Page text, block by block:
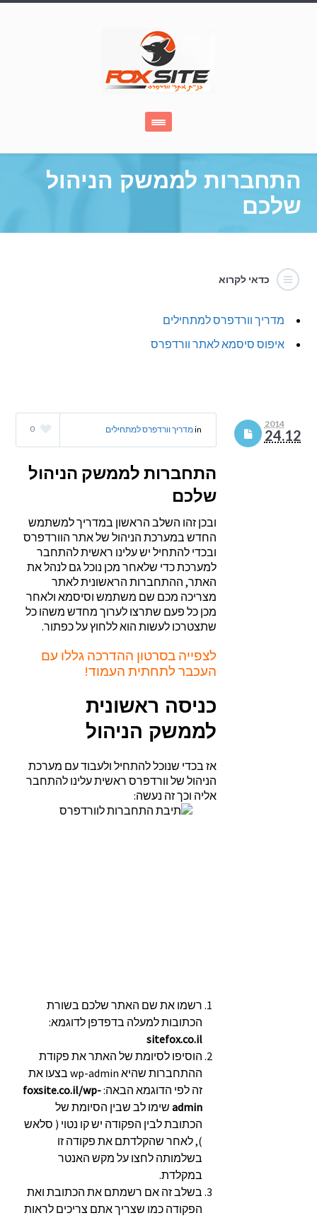
התחברות לממשק הניהול
שלכם
כדאי לקרוא
מדריך וורדפרס למתחילים
איפוס סיסמא לאתר וורדפרס
2014
24.12
inמדריך וורדפרס למתחילים 0
התחברות לממשק הניהול
שלכם
ובכן זהו השלב הראשון במדריך למשתמש
החדש במערכת הניהול של אתר הוורדפרס
ובכדי להתחיל יש עלינו ראשית להתחבר
למערכת כדי שלאחר מכן נוכל גם לנהל את
האתר, ההתחברות הראשונית לאתר
מצריכה מכם שם משתמש וסיסמא ולאחר
מכן כל פעם שתרצו לערוך מחדש משהו כל
שתצטרכו לעשות הוא ללחוץ על כפתור.
לצפייה בסרטון ההדרכה גללו עם
העכבר לתחתית העמוד!
כניסה ראשונית
לממשק הניהול
אז בכדי שנוכל להתחיל ולעבוד עם מערכת
הניהול של וורדפרס ראשית עלינו להתחבר
אליה וכך זה נעשה:
רשמו את שם האתר שלכם בשורת
הכתובות למעלה בדפדפן לדוגמא:
sitefox.co.il
הוסיפו לסיומת של האתר את פקודת
ההתחברות שהיא wp-admin בצעו את
זה לפי הדוגמא הבאה:foxsite.co.il/wp-
admin שימו לב שבין הסיומת של
הכתובת לבין הפקודה יש קו נטוי ( סלאש
), לאחר שהקלדתם את פקודה זו
בשלמותה לחצו על מקש האנטר
במקלדת.
בשלב זה אם רשמתם את הכתובת ואת
הפקודה כמו שצריך אתם צריכים לראות